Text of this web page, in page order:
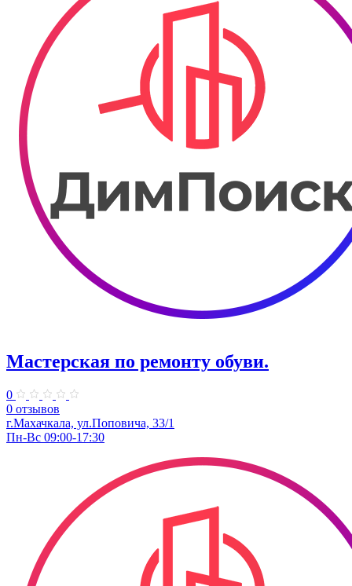
Мастерская по ремонту обуви.
0
0 отзывов
г.Махачкала, ​ул.Поповича, 33/1
Пн-Вс 09:00-17:30